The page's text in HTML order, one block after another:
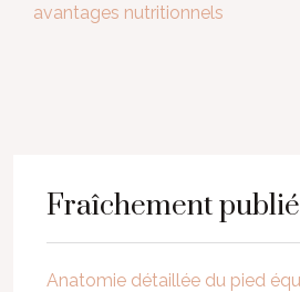
avantages nutritionnels
Fraîchement
Anatomie détaillée du pied